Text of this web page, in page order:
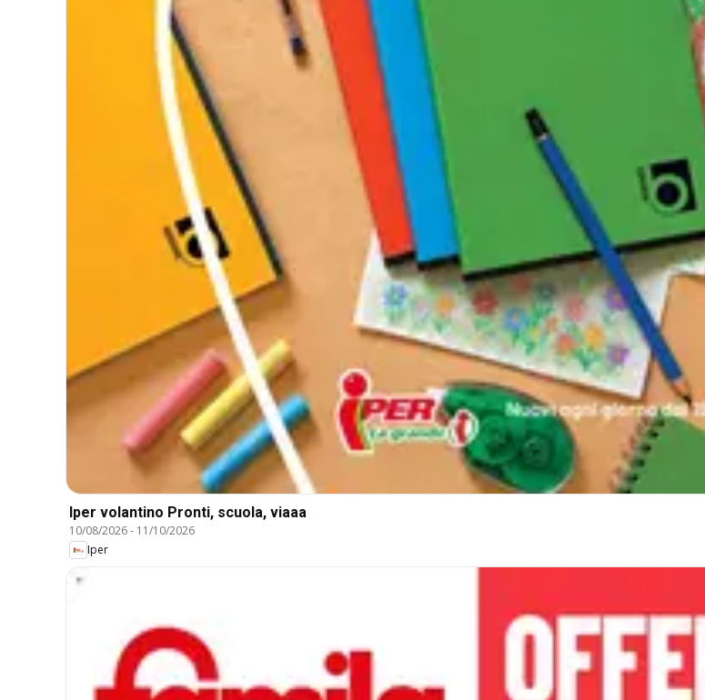
Iper volantino Pronti, scuola, viaaa
10/08/2026- 11/10/2026
Iper